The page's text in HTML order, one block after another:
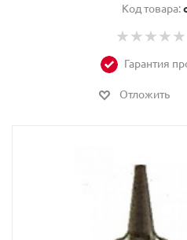
Код товара:
Гарантия
Отложить